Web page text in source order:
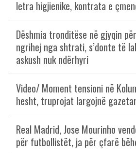
letra higjienike, kontrata e
Dëshmia tronditëse në gjyqin
ngrihej nga shtrati, s’donte të
askush nuk ndërhyri
Video/ Moment tensioni në
hesht, truprojat largojnë
Real Madrid, Jose Mourinho
për futbollistët, ja për çfarë